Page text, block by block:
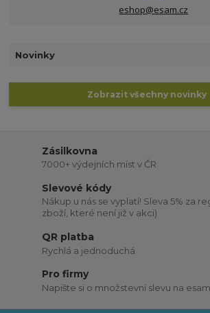
eshop@esam.cz
Novinky
Zobrazit všechny novinky
Zásilkovna
7000+ výdejních míst v ČR
Slevové kódy
Nákup u nás se vyplatí! Sleva 5% za
zboží, které není již v akci)
QR platba
Rychlá a jednoduchá
Pro firmy
Napište si o množstevní slevu na